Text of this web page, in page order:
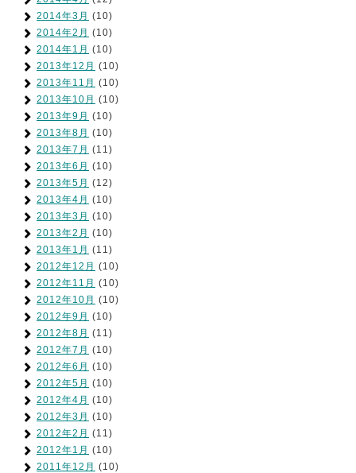
2014年3月 (10)
2014年2月 (10)
2014年1月 (10)
2013年12月 (10)
2013年11月 (10)
2013年10月 (10)
2013年9月 (10)
2013年8月 (10)
2013年7月 (11)
2013年6月 (10)
2013年5月 (12)
2013年4月 (10)
2013年3月 (10)
2013年2月 (10)
2013年1月 (11)
2012年12月 (10)
2012年11月 (10)
2012年10月 (10)
2012年9月 (10)
2012年8月 (11)
2012年7月 (10)
2012年6月 (10)
2012年5月 (10)
2012年4月 (10)
2012年3月 (10)
2012年2月 (11)
2012年1月 (10)
2011年12月 (10)